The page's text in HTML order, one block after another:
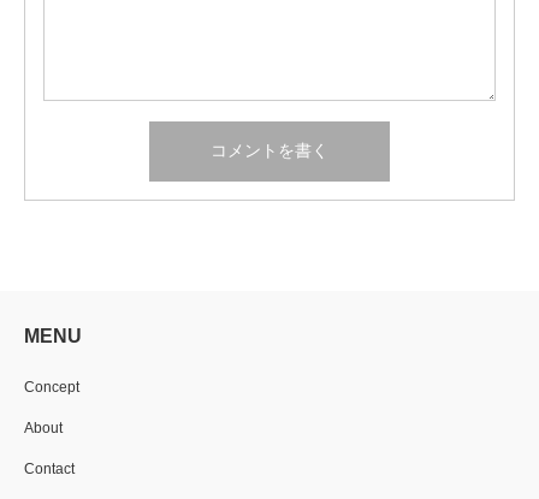
MENU
Concept
About
Contact